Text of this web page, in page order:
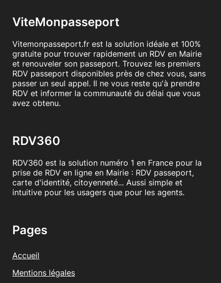
ViteMonpasseport
Vitemonpasseport.fr est la solution idéale et 100%
gratuite pour trouver rapidement un RDV en Mairie
et renouveler son passeport. Trouvez les premiers
RDV passeport disponibles près de chez vous, sans
passer un seul appel. Il ne vous reste qu'à prendre
RDV et informer la communauté du délai que vous
avez obtenu.
RDV360
RDV360 est la solution numéro 1 en France pour la
prise de RDV en ligne en Mairie : RDV passeport,
carte d'identité, citoyenneté... Aussi simple et
intuitive pour les usagers que pour les agents.
Pages
Accueil
Mentions légales